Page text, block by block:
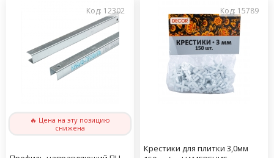
Код: 12302
🔥 Цена на эту позицию
снижена
Код: 15789
Крестики для плитки 3,0мм